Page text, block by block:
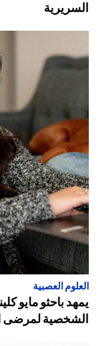
السريرية
العلوم العصبية
يمهد باحثو مايو
الشخصية لمرضى